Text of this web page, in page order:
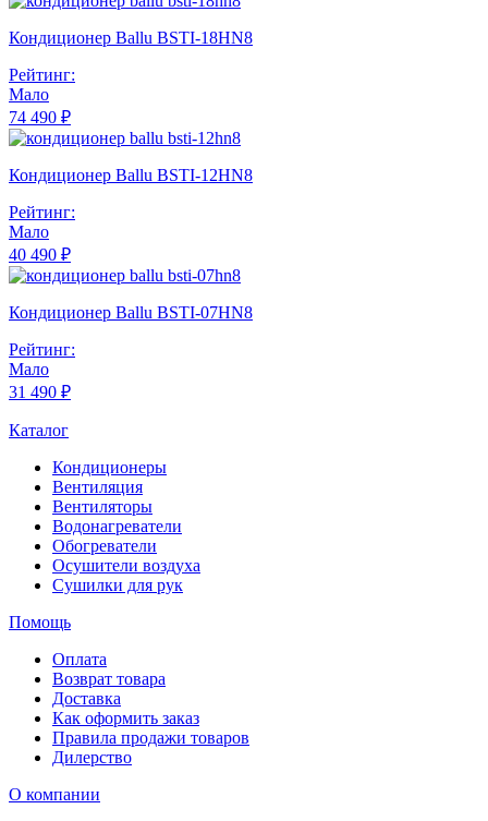
Кондиционер Ballu BSTI-18HN8
Рейтинг:
Мало
74 490 ₽
Кондиционер Ballu BSTI-12HN8
Рейтинг:
Мало
40 490 ₽
Кондиционер Ballu BSTI-07HN8
Рейтинг:
Мало
31 490 ₽
Каталог
Кондиционеры
Вентиляция
Вентиляторы
Водонагреватели
Обогреватели
Осушители воздуха
Сушилки для рук
Помощь
Оплата
Возврат товара
Доставка
Как оформить заказ
Правила продажи товаров
Дилерство
О компании